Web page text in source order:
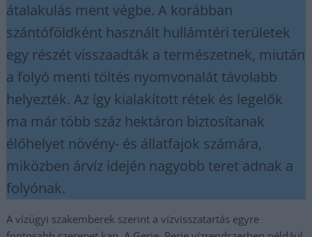
átalakulás ment végbe. A korábban
szántóföldként használt hullámtéri területek
egy részét visszaadták a természetnek, miután
a folyó menti töltés nyomvonalát távolabb
helyezték. Az így kialakított rétek és legelők
ma már több száz hektáron biztosítanak
élőhelyet növény- és állatfajok számára,
miközben árvíz idején nagyobb teret adnak a
folyónak.
A vízügyi szakemberek szerint a vízvisszatartás egyre